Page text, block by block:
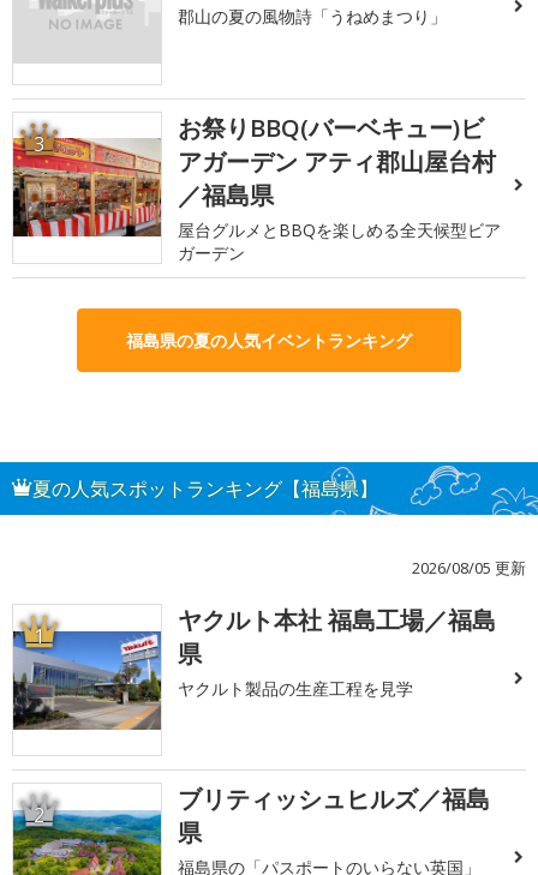
郡山の夏の風物詩「うねめまつり」
3
お祭りBBQ(バーベキュー)ビ
アガーデン アティ郡山屋台村
／福島県
屋台グルメとBBQを楽しめる全天候型ビア
ガーデン
福島県の夏の人気イベントランキング
夏の人気スポットランキング【福島県】
2026/08/05 更新
1
ヤクルト本社 福島工場／福島
県
ヤクルト製品の生産工程を見学
2
ブリティッシュヒルズ／福島
県
福島県の「パスポートのいらない英国」